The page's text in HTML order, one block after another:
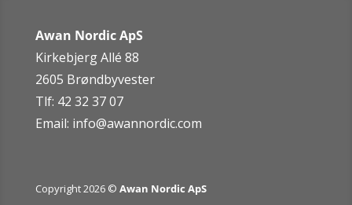
Awan Nordic ApS
Kirkebjerg Allé 88
2605 Brøndbyvester
Tlf: 42 32 37 07
Email: info@awannordic.com
Copyright 2026 © Awan Nordic ApS